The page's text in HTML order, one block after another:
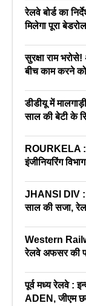
रेलवे बोर्ड का
मिलेगा पूरा
सुरक्षा राम
बीच काम करने
डीडीयू में
साल की बेटी के
ROURKELA :
इंजीनियरिंग
JHANSI DIV :
साल की सजा,
Western
रेलवे अफसर की
पूर्व मध्य रेलवे :
ADEN, जीएम